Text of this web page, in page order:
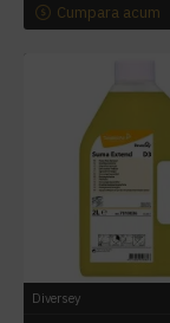
Cumpara acum
Diversey